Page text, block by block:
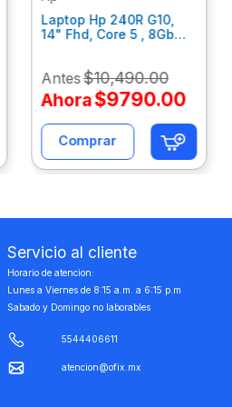
Laptop Hp 240R G10,
14" Fhd, Core 5 , 8Gb
Antes$10,490.00
Ahora$9790.00
Comprar
Servicio al cliente
Horario de atencion:
Lunes a Viernes de 8:15 a.m. a 6:15 p.m
Sabado y Domingo no laborables
5544406611
atencion@ofix.mx